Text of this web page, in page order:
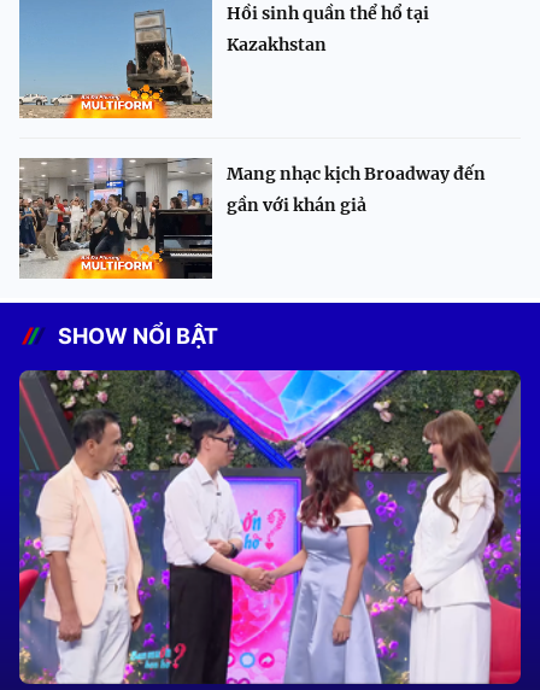
Hồi sinh quần thể hổ tại
Kazakhstan
Mang nhạc kịch Broadway đến
gần với khán giả
SHOW NỔI BẬT